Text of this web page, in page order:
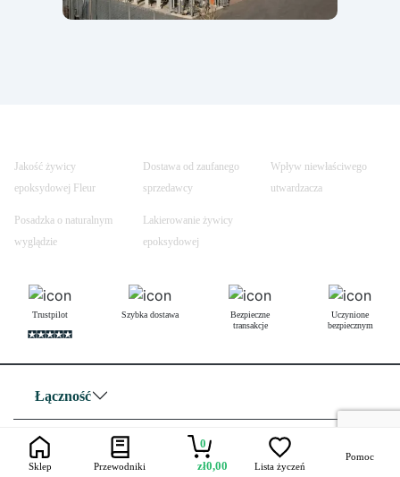
Jakość żywicy
epoksydowej Fleur
Dostawa od zaufanego
sprzedawcy
Wpływ niewłaściwego
utwardzacza
Posadzka o naturalnym
wyglądzie
Lakierowanie żywicy
epoksydowej
Trustpilot Szybka dostawa
Bezpieczne
transakcje
Uczynione
bezpiecznym
Łączność
Przydatne linki
Sklep Przewodniki
0
zł0,00 Lista życzeń
Pomoc